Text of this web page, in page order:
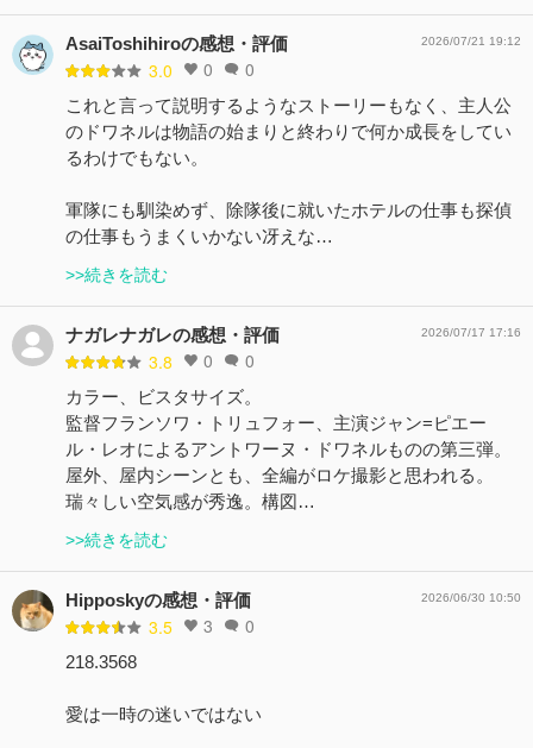
AsaiToshihiroの感想・評価
3.0 0 0
2026/07/21 19:12
これと言って説明するようなストーリーもなく、主人公
のドワネルは物語の始まりと終わりで何か成長をしてい
るわけでもない。
軍隊にも馴染めず、除隊後に就いたホテルの仕事も探偵
の仕事もうまくいかない冴えな…
>>続きを読む
ナガレナガレの感想・評価
3.8 0 0
2026/07/17 17:16
カラー、ビスタサイズ。
監督フランソワ・トリュフォー、主演ジャン=ピエー
ル・レオによるアントワーヌ・ドワネルものの第三弾。
屋外、屋内シーンとも、全編がロケ撮影と思われる。
瑞々しい空気感が秀逸。構図…
>>続きを読む
Hipposkyの感想・評価
3.5 3 0
2026/06/30 10:50
218.3568
愛は一時の迷いではない